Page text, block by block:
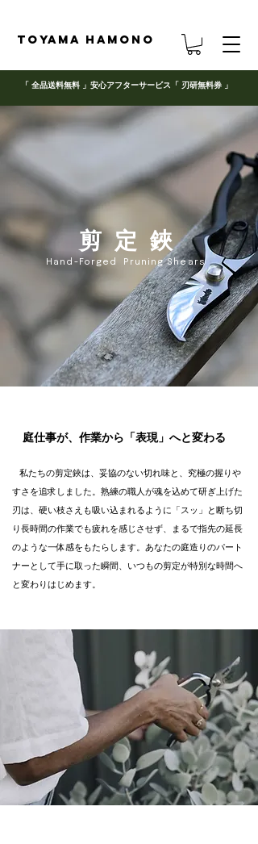
TOYAMA HAMONO
「 全品送料無料 」 安心アフターサービス「 刃研無料券 」
​剪 定 鋏
Hand-Forged Pruning Shears
庭仕事が、作業から「表現」へと変わる
私たちの剪定鋏は、妥協のない切れ味と、究極の握りや
すさを追求しました。熟練の職人が魂を込めて研ぎ上げた
刃は、硬い枝さえも吸い込まれるように「スッ」と断ち切
り長時間の作業でも疲れを感じさせず、まるで指先の延長
のような一体感をもたらします。あなたの庭造りのパート
ナーとして手に取った瞬間、いつもの剪定が特別な時間へ
と変わりはじめます。